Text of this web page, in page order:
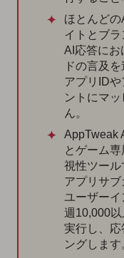
ほとんど
イトとブラ
AI応答にお
ドの言及
アプリID
ントにマ
ん。
AppTweak
とゲーム
視性ツー
アプリサ
ユーザー
週10,000
実行し、
ングします